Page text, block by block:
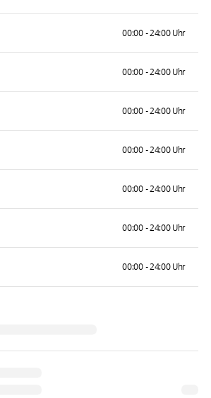
00:00 - 24:00 Uhr
00:00 - 24:00 Uhr
00:00 - 24:00 Uhr
00:00 - 24:00 Uhr
00:00 - 24:00 Uhr
00:00 - 24:00 Uhr
00:00 - 24:00 Uhr